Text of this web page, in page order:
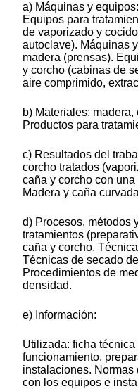
a) Máquinas y
Equipos para
de vaporizado y
autoclave). Máquinas
madera (prensas).
y corcho (cabinas de
aire comprimido,
b) Materiales:
Productos para
c) Resultados del
corcho tratados
caña y corcho con
Madera y caña
d) Procesos, métodos
tratamientos
caña y corcho.
Técnicas de secado
Procedimientos de
densidad.
e) Información:
Utilizada: ficha
funcionamiento,
instalaciones.
con los equipos e